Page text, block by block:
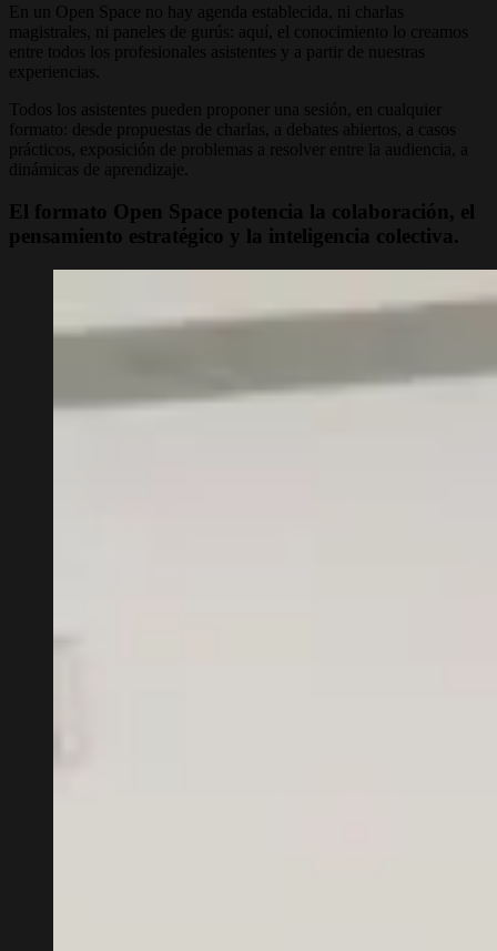
En un Open Space no hay agenda establecida, ni charlas
magistrales, ni paneles de gurús: aquí, el conocimiento lo creamos
entre todos los profesionales asistentes y a partir de nuestras
experiencias.
Todos los asistentes pueden proponer una sesión, en cualquier
formato: desde propuestas de charlas, a debates abiertos, a casos
prácticos, exposición de problemas a resolver entre la audiencia, a
dinámicas de aprendizaje.
El formato Open Space potencia la colaboración, el
pensamiento estratégico y la inteligencia colectiva.